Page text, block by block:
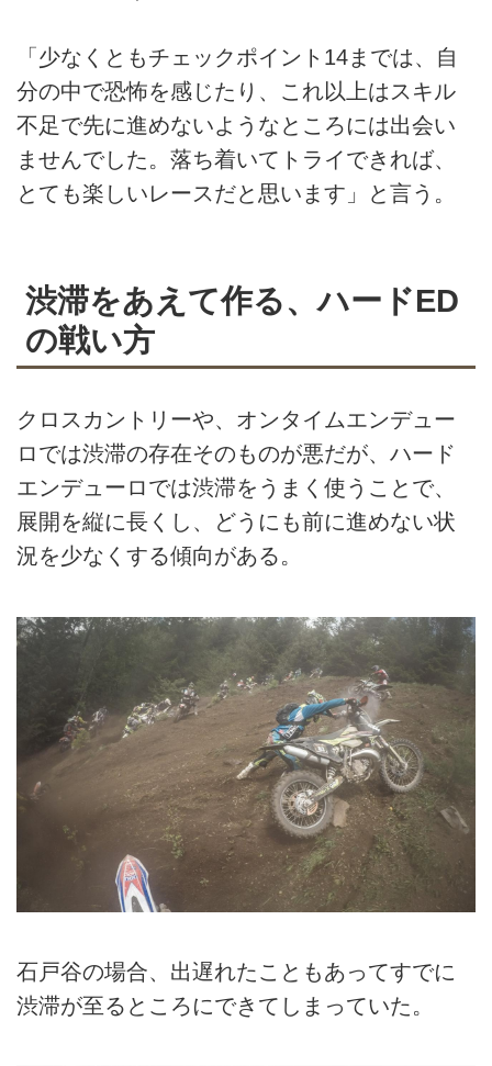
「少なくともチェックポイント14までは、自
分の中で恐怖を感じたり、これ以上はスキル
不足で先に進めないようなところには出会い
ませんでした。落ち着いてトライできれば、
とても楽しいレースだと思います」と言う。
渋滞をあえて作る、ハードED
の戦い方
クロスカントリーや、オンタイムエンデュー
ロでは渋滞の存在そのものが悪だが、ハード
エンデューロでは渋滞をうまく使うことで、
展開を縦に長くし、どうにも前に進めない状
況を少なくする傾向がある。
石戸谷の場合、出遅れたこともあってすでに
渋滞が至るところにできてしまっていた。